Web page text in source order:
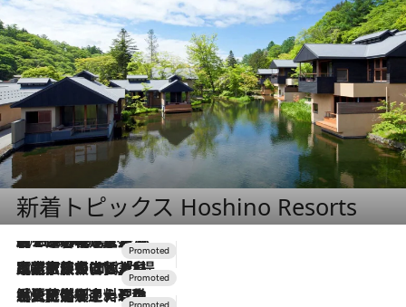
新着トピックス Hoshino Resorts
2026.8.7
【トンボの足水浴】ヒノキの香りに包まれて涼感マックス！約13℃の湧水かけ流しを避暑地「星野温泉 トンボの湯」で体験
2026.7.31
【ホテル帰省】という選択肢をOMOが提案。家族とほどよい距離を保つには「昼は実家、夜は気兼ねなくホテルで！」
2026.7.24
【夏限定ディナーコース】旬を迎える稚鮎や花ズッキーニなどをイタリア・トスカーナの郷土料理の手法で満喫！